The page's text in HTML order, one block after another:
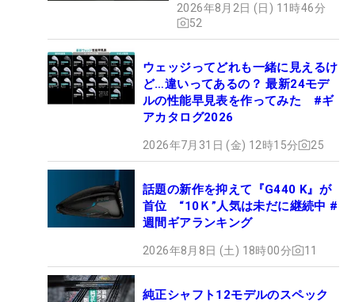
2026年8月2日 (日) 11時46分
52
ウェッジってどれも一緒に見えるけ
ど…違いってあるの？ 最新24モデ
ルの性能早見表を作ってみた #ギ
アカタログ2026
2026年7月31日 (金) 12時15分 25
話題の新作を抑えて『G440 K』が
首位 “10Ｋ”人気は未だに継続中 #
週間ギアランキング
2026年8月8日 (土) 18時00分 11
純正シャフト12モデルのスペック